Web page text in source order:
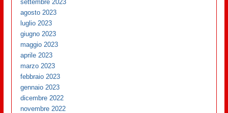
settembre 2023
agosto 2023
luglio 2023
giugno 2023
maggio 2023
aprile 2023
marzo 2023
febbraio 2023
gennaio 2023
dicembre 2022
novembre 2022